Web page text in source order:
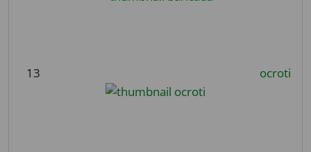
13 ocroti